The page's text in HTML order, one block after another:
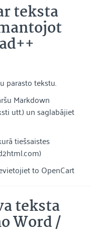
teksta
parasto tekstu.
Markdown
utt.) un saglabājiet
tiešsaistes
to OpenCart
teksta
Word /